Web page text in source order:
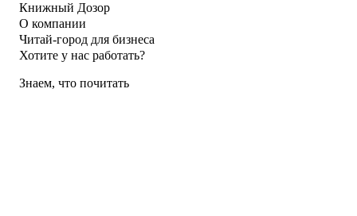
Книжный Дозор
О компании
Читай-город для бизнеса
Хотите у нас работать?
Знаем, что почитать